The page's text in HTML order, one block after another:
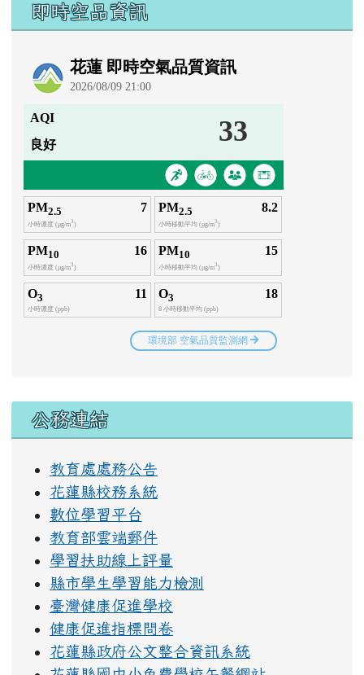
即時空品資訊
右邊區域內容
公務連結
教育處處務公告
花蓮縣校務系統
數位學習平台
教育部雲端郵件
學習扶助線上評量
縣市學生學習能力檢測
臺灣健康促進學校
健康促進指標問卷
花蓮縣政府公文整合資訊系統